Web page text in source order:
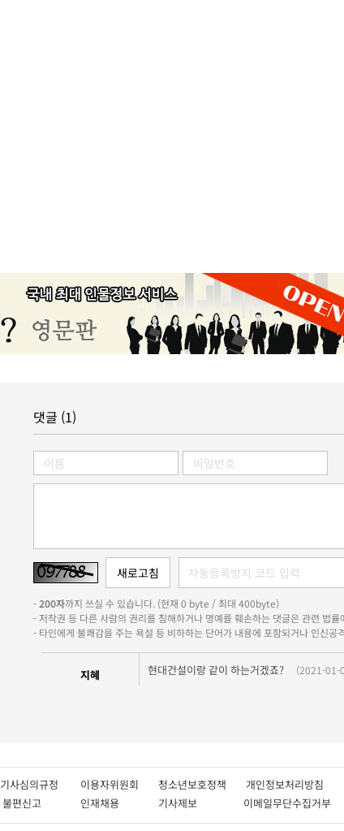
댓글 (1)
-200자까지 쓰실 수 있습니다. (현재 0 byte / 최대 400byte)
- 저작권 등 다른 사람의 권리를 침해하거나 명예를 훼손하는 댓글은 관련 법
- 타인에게 불쾌감을 주는 욕설 등 비하하는 단어가 내용에 포함되거나 인신공
지혜 현대건설이랑 같이 하는거겠죠? (2021-01-
기사심의규정 이용자위원회 청소년보호정책 개인정보처리방
불편신고 인재채용 기사제보 이메일무단수집거부